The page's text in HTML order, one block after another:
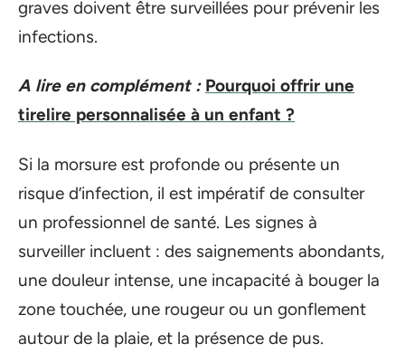
graves doivent être surveillées pour prévenir les
infections.
A lire en complément : Pourquoi offrir une
tirelire personnalisée à un enfant ?
Si la morsure est profonde ou présente un
risque d’infection, il est impératif de consulter
un professionnel de santé. Les signes à
surveiller incluent : des saignements abondants,
une douleur intense, une incapacité à bouger la
zone touchée, une rougeur ou un gonflement
autour de la plaie, et la présence de pus.